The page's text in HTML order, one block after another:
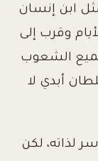
ابن إنسان
وقرب إلى
الشعوب
أبدي لا
لذاته، لكن